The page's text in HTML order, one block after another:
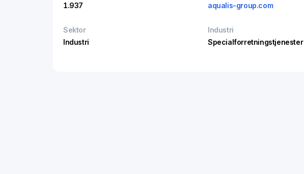
1.937
aqualis-group.com
Sektor
Industri
Industri
Specialforretningstjenester